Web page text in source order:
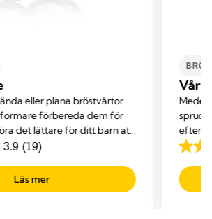
eller plana bröstvårtor
förbereda dem för
det lättare för ditt barn att
3.9 (19)
Läs mer
mot
3.6
av
5